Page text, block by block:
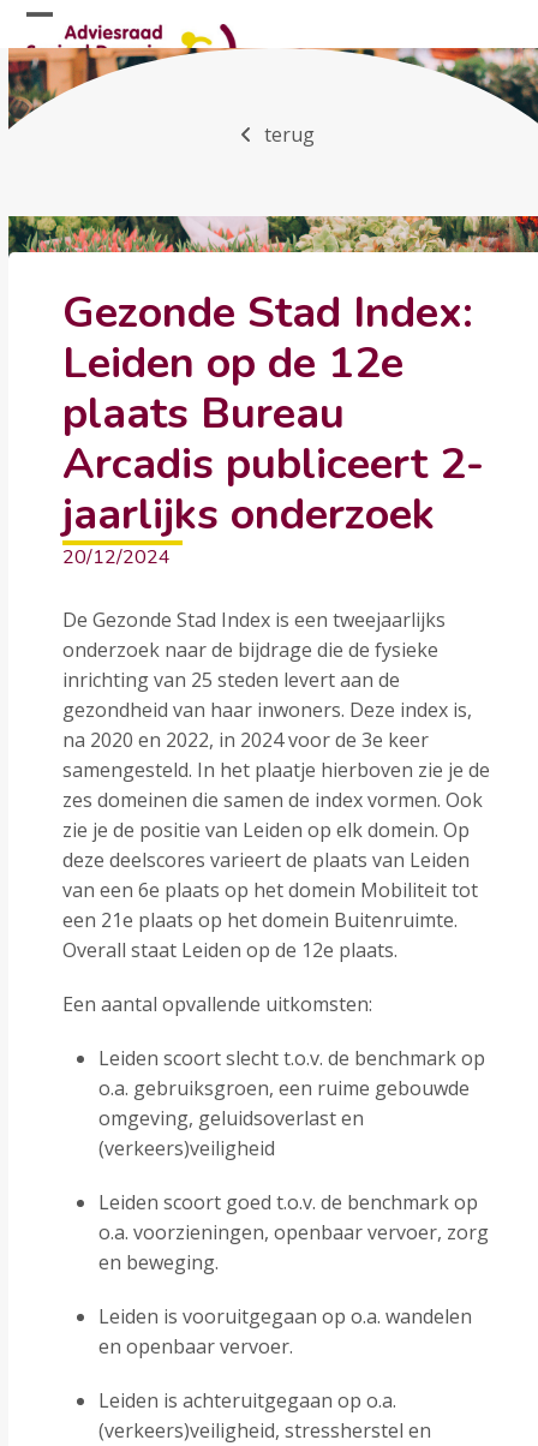
Skip
to
content
Open
mobile
menu
Close
mobile
menu
terug
Gezonde Stad Index:
Leiden op de 12e
plaats Bureau
Arcadis publiceert 2-
jaarlijks onderzoek
20/12/2024
De Gezonde Stad Index is een tweejaarlijks
onderzoek naar de bijdrage die de fysieke
inrichting van 25 steden levert aan de
gezondheid van haar inwoners. Deze index is,
na 2020 en 2022, in 2024 voor de 3e keer
samengesteld. In het plaatje hierboven zie je de
zes domeinen die samen de index vormen. Ook
zie je de positie van Leiden op elk domein. Op
deze deelscores varieert de plaats van Leiden
van een 6e plaats op het domein Mobiliteit tot
een 21e plaats op het domein Buitenruimte.
Overall staat Leiden op de 12e plaats.
Een aantal opvallende uitkomsten:
Leiden scoort slecht t.o.v. de benchmark op
o.a. gebruiksgroen, een ruime gebouwde
omgeving, geluidsoverlast en
(verkeers)veiligheid
Leiden scoort goed t.o.v. de benchmark op
o.a. voorzieningen, openbaar vervoer, zorg
en beweging.
Leiden is vooruitgegaan op o.a. wandelen
en openbaar vervoer.
Leiden is achteruitgegaan op o.a.
(verkeers)veiligheid, stressherstel en